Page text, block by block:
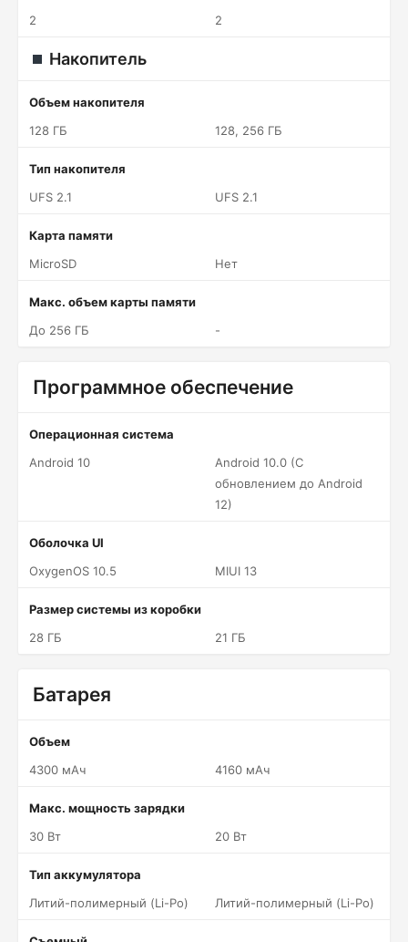
2
2
Накопитель
Объем накопителя
128 ГБ
128, 256 ГБ
Тип накопителя
UFS 2.1
UFS 2.1
Карта памяти
MicroSD
Нет
Макс. объем карты памяти
До 256 ГБ
-
Программное обеспечение
Операционная система
Android 10
Android 10.0 (С
обновлением до Android
12)
Оболочка UI
OxygenOS 10.5
MIUI 13
Размер системы из коробки
28 ГБ
21 ГБ
Батарея
Объем
4300 мАч
4160 мАч
Макс. мощность зарядки
30 Вт
20 Вт
Тип аккумулятора
Литий-полимерный (Li-Po)
Литий-полимерный (Li-Po)